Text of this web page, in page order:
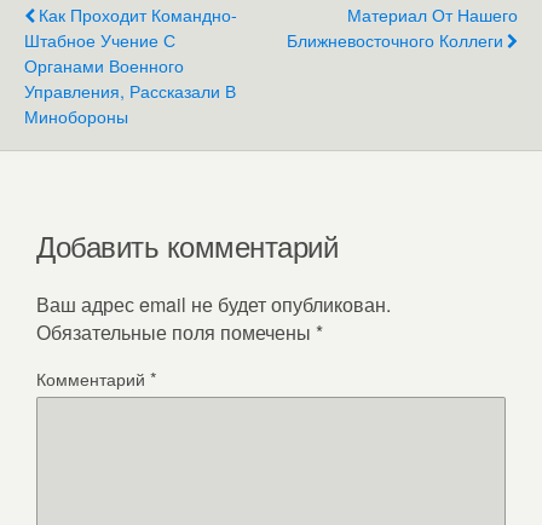
Как Проходит Командно-
Штабное Учение С
Органами Военного
Управления, Рассказали В
Минобороны
Материал От Нашего
Ближневосточного Коллеги
Добавить комментарий
Ваш адрес email не будет опубликован.
Обязательные поля помечены *
Комментарий *